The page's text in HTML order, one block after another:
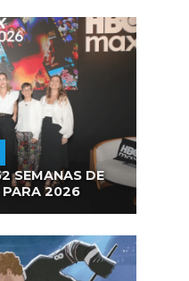
SEMANAS DE
PARA 2026